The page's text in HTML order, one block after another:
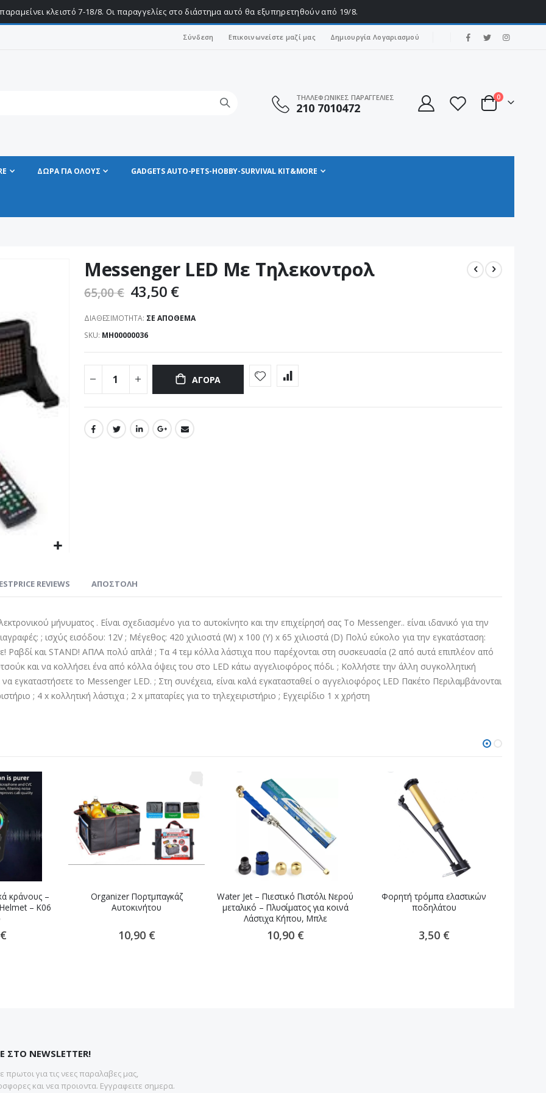
κλειστό 7-18/8. Οι παραγγελίες στο διάστημα αυτό θα εξυπηρετηθούν από 19/8.
Σύνδεση Επικοινωνείστε μαζί μας Δημιουργία Λογαριασμού
ΤΗΛΛΕΦΩΝΙΚΕΣ ΠΑΡΑΓΓΕΛΙΕΣ
210 7010472 Cart
0στοιχεία
ΔΩΡΑ ΓΙΑ ΟΛΟΥΣ GADGETS AUTO-PETS-HOBBY-SURVIVAL KIT&MORE
Messenger LED Με Τηλεκοντρολ
65,00 € 43,50 €
ΔΙΑΘΕΣΙΜΌΤΗΤΑ: ΣΕ ΑΠΌΘΕΜΑ
SKU ΜΗ00000036
ΑΓΟΡΆ
μήνυματος . Είναι σχεδιασμένο για το αυτοκίνητο και την επιχείρησή σας Το Messenger.. είναι ιδανικό για την
; ισχύς εισόδου: 12V ; Μέγεθος: 420 χιλιοστά (W) x 100 (Υ) x 65 χιλιοστά (D) Πολύ εύκολο για την εγκατάσταση:
Ραβδί και STAND! ΑΠΛΑ πολύ απλά! ; Τα 4 τεμ κόλλα λάστιχα που παρέχονται στη συσκευασία (2 από αυτά επιπλέον από
και να κολλήσει ένα από κόλλα όψεις του στο LED κάτω αγγελιοφόρος πόδι. ; Κολλήστε την άλλη συγκολλητική
εγκαταστήσετε το Messenger LED. ; Στη συνέχεια, είναι καλά εγκατασταθεί ο αγγελιοφόρος LED Πακέτο Περιλαμβάνονται
; 4 x κολλητική λάστιχα ; 2 x μπαταρίες για το τηλεχειριστήριο ; Εγχειρίδιο 1 x χρήστη
REVIEWS ΑΠΟΣΤΟΛΗ
κράνους –
– K06
Organizer Πορτμπαγκάζ
Αυτοκινήτου
10,90 €
Water Jet – Πιεστικό Πιστόλι Νερού
μεταλικό – Πλυσίματος για κοινά
Λάστιχα Κήπου, Μπλε
10,90 €
Φορητή τρόμπα ελαστικών
ποδηλάτου
3,50 €
ΣΤΟ NEWSLETTER!
πρωτοι για τις νεες παραλαβες μας,
και νεα προιοντα. Εγγραφειτε σημερα.